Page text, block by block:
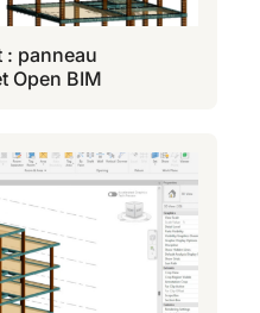
: panneau
Open BIM